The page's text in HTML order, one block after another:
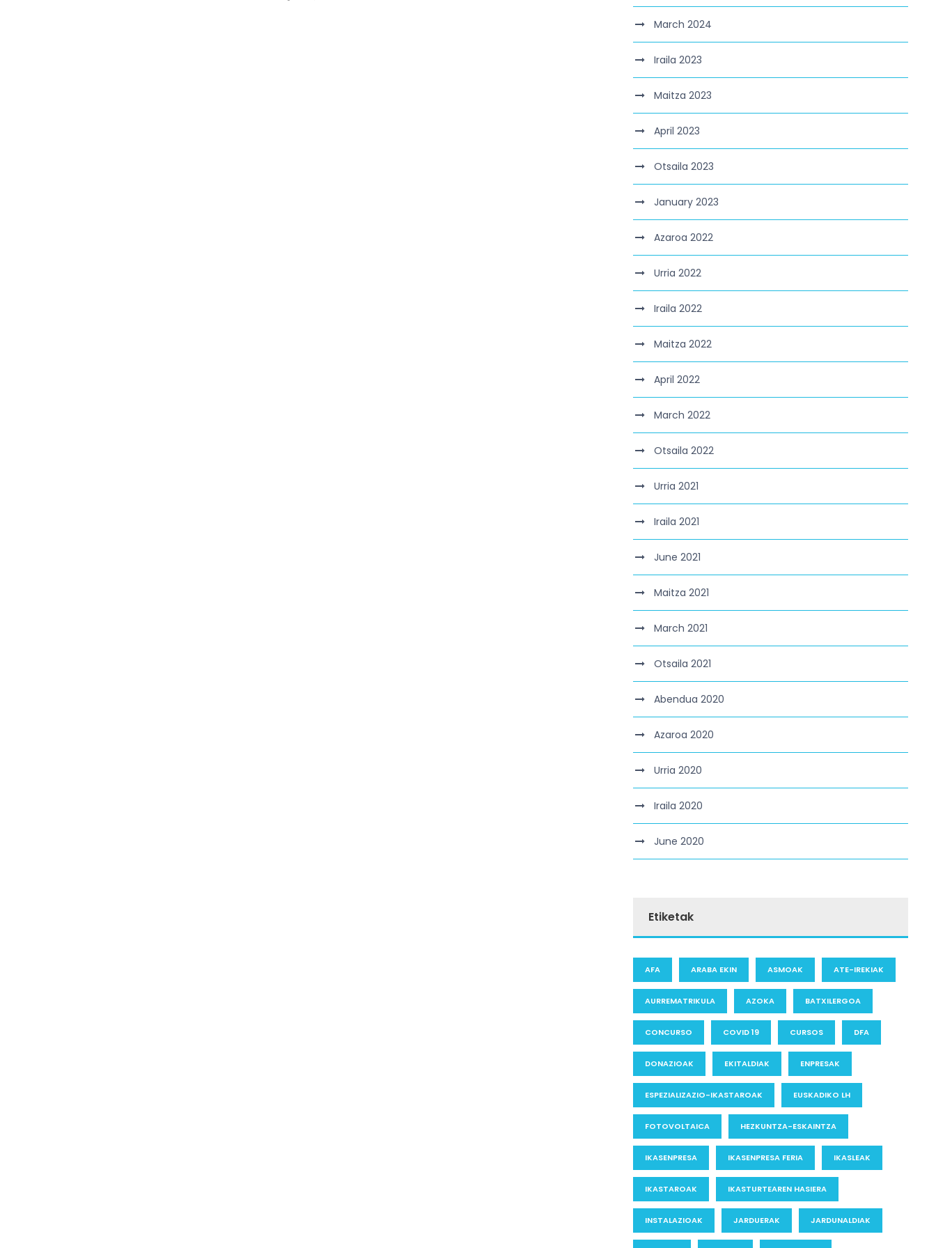
March 2024
Iraila 2023
Maitza 2023
April 2023
Otsaila 2023
January 2023
Azaroa 2022
Urria 2022
Iraila 2022
Maitza 2022
April 2022
March 2022
Otsaila 2022
Urria 2021
Iraila 2021
June 2021
Maitza 2021
March 2021
Otsaila 2021
Abendua 2020
Azaroa 2020
Urria 2020
Iraila 2020
June 2020
Etiketak
AFA ARABA EKIN ASMOAK ATE-IREKIAK
AURREMATRIKULA AZOKA BATXILERGOA
CONCURSO COVID 19 CURSOS DFA
DONAZIOAK EKITALDIAK ENPRESAK
ESPEZIALIZAZIO-IKASTAROAK EUSKADIKO LH
FOTOVOLTAICA HEZKUNTZA-ESKAINTZA
IKASENPRESA IKASENPRESA FERIA IKASLEAK
IKASTAROAK IKASTURTEAREN HASIERA
INSTALAZIOAK JARDUERAK JARDUNALDIAK